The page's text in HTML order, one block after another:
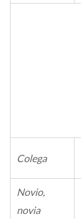
Colega
Novio,
novia